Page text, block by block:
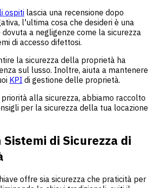
ospiti lascia una recensione dopo
l'ultima cosa che desideri è una
a negligenze come la sicurezza
di accesso difettosi.
la sicurezza della proprietà ha
sul lusso. Inoltre, aiuta a mantenere
KPI di gestione delle proprietà.
alla sicurezza, abbiamo raccolto
per la sicurezza della tua locazione
di Sicurezza di
offre sia sicurezza che praticità per